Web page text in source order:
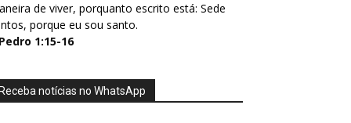
de viver, porquanto escrito está: Sede
porque eu sou santo.
1:15-16
Receba notícias no WhatsApp